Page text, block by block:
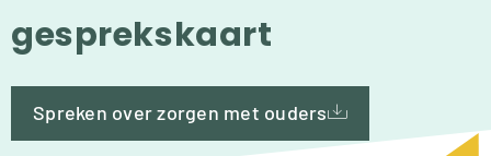
gesprekskaart
Spreken over zorgen met ouders